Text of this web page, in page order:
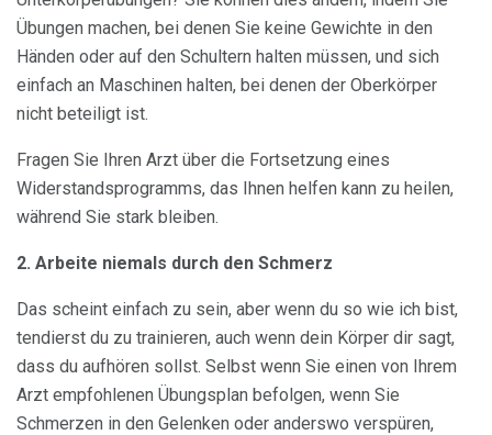
Übungen machen, bei denen Sie keine Gewichte in den
Händen oder auf den Schultern halten müssen, und sich
einfach an Maschinen halten, bei denen der Oberkörper
nicht beteiligt ist.
Fragen Sie Ihren Arzt über die Fortsetzung eines
Widerstandsprogramms, das Ihnen helfen kann zu heilen,
während Sie stark bleiben.
2. Arbeite niemals durch den Schmerz
Das scheint einfach zu sein, aber wenn du so wie ich bist,
tendierst du zu trainieren, auch wenn dein Körper dir sagt,
dass du aufhören sollst. Selbst wenn Sie einen von Ihrem
Arzt empfohlenen Übungsplan befolgen, wenn Sie
Schmerzen in den Gelenken oder anderswo verspüren,